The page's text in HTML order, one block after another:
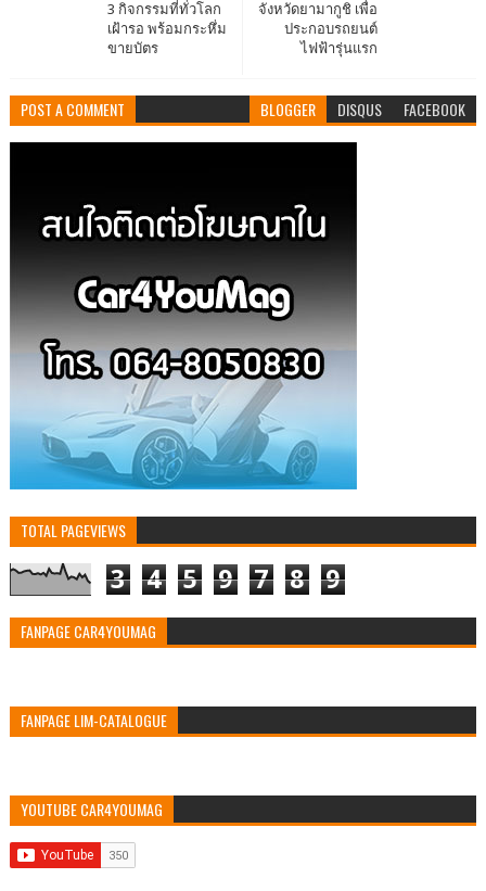
จังหวัดยามากูชิ เพื่อ
ประกอบรถยนต์
ไฟฟ้ารุ่นแรก
3 กิจกรรมที่ทั่วโลก
เฝ้ารอ พร้อมกระหึ่ม
ขายบัตร
POST A COMMENT BLOGGER DISQUS FACEBOOK
TOTAL PAGEVIEWS
3 4 5 9 7 8 9
FANPAGE CAR4YOUMAG
FANPAGE LIM-CATALOGUE
YOUTUBE CAR4YOUMAG